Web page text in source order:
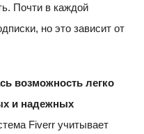
Почти в каждой
но это зависит от
возможность легко
и надежных
Fiverr учитывает